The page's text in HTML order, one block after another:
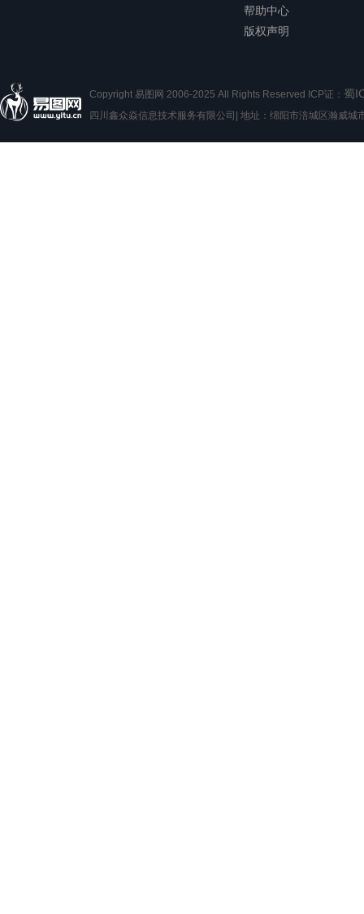
帮助中心
版权声明
Copyright 易图网 2006-2025 All Rights Reserved ICP证： 蜀
四川鑫众焱信息技术服务有限公司| 地址：绵阳市涪城区瀚威城